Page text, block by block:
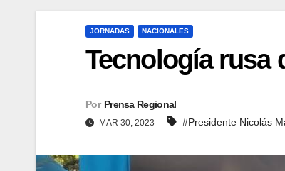
JORNADAS NACIONALES
Tecnología rusa
Por Prensa Regional
MAR 30, 2023 #Presidente Nicolás